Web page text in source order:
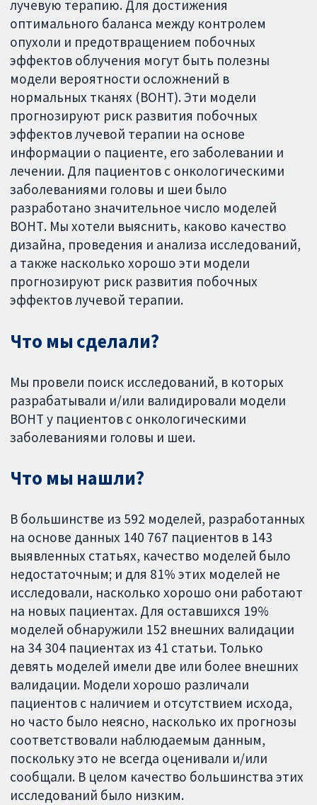
лучевую терапию. Для достижения
оптимального баланса между контролем
опухоли и предотвращением побочных
эффектов облучения могут быть полезны
модели вероятности осложнений в
нормальных тканях (ВОНТ). Эти модели
прогнозируют риск развития побочных
эффектов лучевой терапии на основе
информации о пациенте, его заболевании и
лечении. Для пациентов с онкологическими
заболеваниями головы и шеи было
разработано значительное число моделей
ВОНТ. Мы хотели выяснить, каково качество
дизайна, проведения и анализа исследований,
а также насколько хорошо эти модели
прогнозируют риск развития побочных
эффектов лучевой терапии.
Что мы сделали?
Мы провели поиск исследований, в которых
разрабатывали и/или валидировали модели
ВОНТ у пациентов с онкологическими
заболеваниями головы и шеи.
Что мы нашли?
В большинстве из 592 моделей, разработанных
на основе данных 140 767 пациентов в 143
выявленных статьях, качество моделей было
недостаточным; и для 81% этих моделей не
исследовали, насколько хорошо они работают
на новых пациентах. Для оставшихся 19%
моделей обнаружили 152 внешних валидации
на 34 304 пациентах из 41 статьи. Только
девять моделей имели две или более внешних
валидации. Модели хорошо различали
пациентов с наличием и отсутствием исхода,
но часто было неясно, насколько их прогнозы
соответствовали наблюдаемым данным,
поскольку это не всегда оценивали и/или
сообщали. В целом качество большинства этих
исследований было низким.